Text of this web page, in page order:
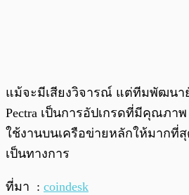
แม้จะมีเสียงวิจารณ์ แต่ทีมพัฒนา
Pectra เป็นการอัปเกรดที่มีคุณภา
ใช้งานบนเครือข่ายหลักให้มากที่
เป็นทางการ
ที่มา : coindesk